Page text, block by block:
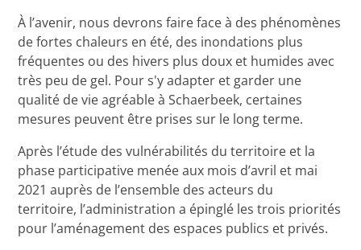
À l’avenir, nous devrons faire face à des phénomènes
de fortes chaleurs en été, des inondations plus
fréquentes ou des hivers plus doux et humides avec
très peu de gel. Pour s'y adapter et garder une
qualité de vie agréable à Schaerbeek, certaines
mesures peuvent être prises sur le long terme.
Après l’étude des vulnérabilités du territoire et la
phase participative menée aux mois d’avril et mai
2021 auprès de l’ensemble des acteurs du
territoire, l’administration a épinglé les trois priorités
pour l’aménagement des espaces publics et privés.